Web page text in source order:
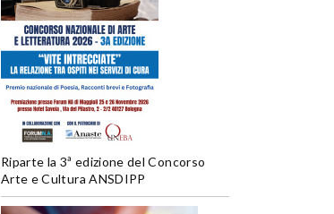
Riparte la 3ª edizione del Concorso
Arte e Cultura ANSDIPP